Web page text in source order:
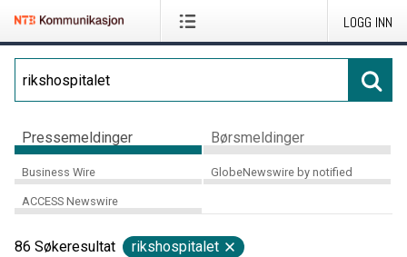
LOGG INN
Pressemeldinger Børsmeldinger
Business Wire GlobeNewswire by notified
ACCESS Newswire
86 Søkeresultat rikshospitalet